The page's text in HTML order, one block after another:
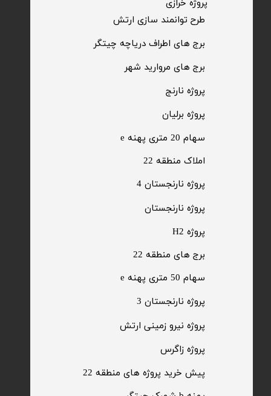
​طرح توانمند سازی ارتش
سهام 20 متری پهنه e​​​​​​​
​سهام 50 متری پهنه e
​املاک منطقه 22
برج های منطقه 22
پیش خرید پروژه های منطقه 22
​پروژه خرازی
پروژه برلیان
پروژه H2
​پروژه زاگرس
​پروژه نارنج
​پروژه نارنجستان
​پروژه نیرو زمینی ارتش
​برج های اطراف دریاچه چیتگر
​برج های مروارید شهر
پروژه نارنجستان 4
​پروژه نارنجستان 3